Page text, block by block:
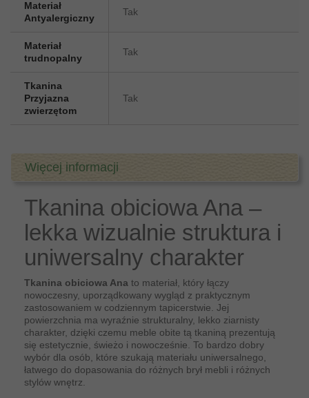
Materiał
Antyalergiczny
Tak
Materiał
trudnopalny
Tak
Tkanina
Przyjazna
zwierzętom
Tak
Więcej informacji
Tkanina obiciowa Ana –
lekka wizualnie struktura i
uniwersalny charakter
Tkanina obiciowa Ana to materiał, który łączy
nowoczesny, uporządkowany wygląd z praktycznym
zastosowaniem w codziennym tapicerstwie. Jej
powierzchnia ma wyraźnie strukturalny, lekko ziarnisty
charakter, dzięki czemu meble obite tą tkaniną prezentują
się estetycznie, świeżo i nowocześnie. To bardzo dobry
wybór dla osób, które szukają materiału uniwersalnego,
łatwego do dopasowania do różnych brył mebli i różnych
stylów wnętrz.